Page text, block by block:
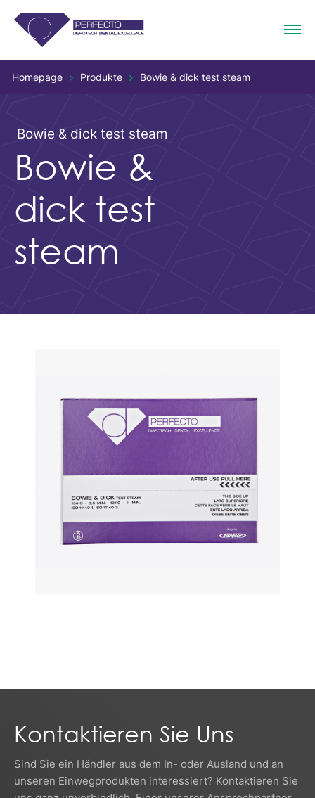
Homepage Produkte Bowie & dick test steam
Bowie & dick test steam
Bowie &
dick test
steam
Kontaktieren Sie Uns
Sind Sie ein Händler aus dem In- oder Ausland und an
unseren Einwegprodukten interessiert? Kontaktieren Sie